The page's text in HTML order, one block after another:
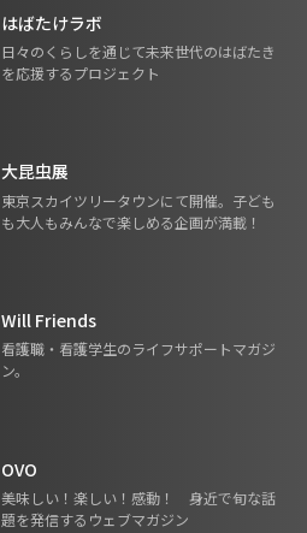
はばたけラボ
日々のくらしを通じて未来世代のはばたき
を応援するプロジェクト
大昆虫展
東京スカイツリータウンにて開催。子ども
も大人もみんなで楽しめる企画が満載！
Will Friends
看護職・看護学生のライフサポートマガジ
ン。
OVO
美味しい！楽しい！感動！ 身近で旬な話
題を発信するウェブマガジン